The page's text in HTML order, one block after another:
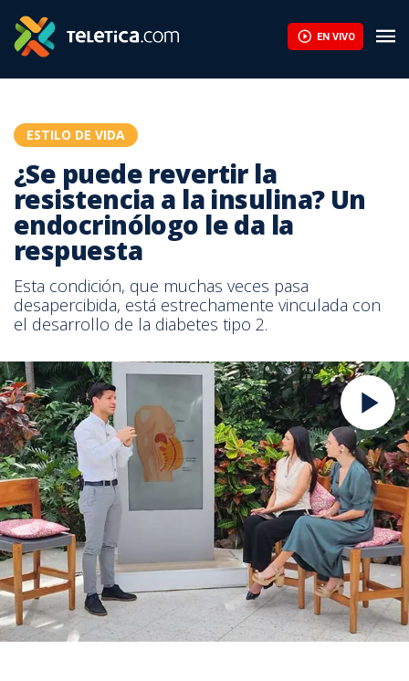
EN VIVO
ESTILO DE VIDA
¿Se puede revertir la
resistencia a la insulina? Un
endocrinólogo le da la
respuesta
Esta condición, que muchas veces pasa
desapercibida, está estrechamente vinculada con
el desarrollo de la diabetes tipo 2.